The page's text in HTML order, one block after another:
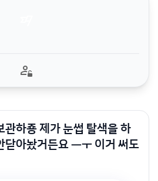
관하죵 제가 눈썹 탈색을 하
닫아놨거든요 ㅡㅜ 이거 써도